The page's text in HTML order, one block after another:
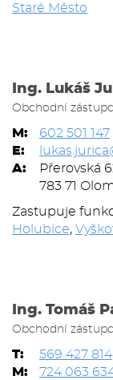
Staré Město
Ing. Lukáš
Obchodní
M:
602 501 147
E:
A:
Přerovská
783 71
Zastupuje
Holubice,
Ing. Tomáš
Obchodní
T:
569 427 814
M:
724 063